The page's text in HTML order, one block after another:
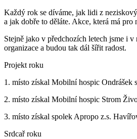
Každý rok se díváme, jak lidi z
a jak dobře to děláte. Akce, která má
Stejně jako v předchozích letech jsme i
organizace a budou tak dál šířit radost.
Projekt roku
1. místo získal Mobilní hospic Ondrášek
2. místo získal Mobilní hospic Strom
3. místo získal spolek Apropo z.s.
Srdcař roku